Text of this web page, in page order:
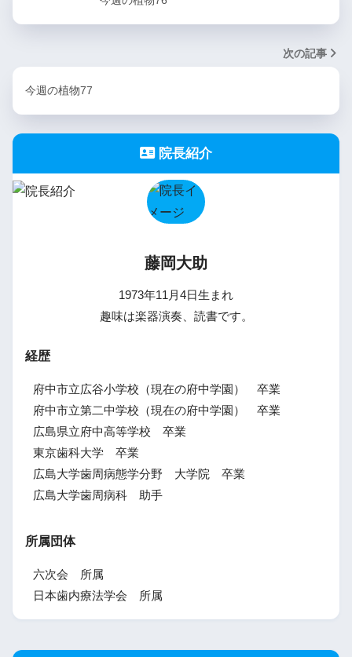
次の記事
今週の植物77
院長紹介
藤岡大助
1973年11月4日生まれ
趣味は楽器演奏、読書です。
経歴
府中市立広谷小学校（現在の府中学園） 卒業
府中市立第二中学校（現在の府中学園） 卒業
広島県立府中高等学校 卒業
東京歯科大学 卒業
広島大学歯周病態学分野 大学院 卒業
広島大学歯周病科 助手
所属団体
六次会 所属
日本歯内療法学会 所属